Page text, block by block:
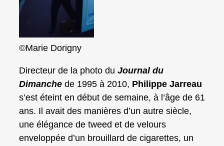
©Marie Dorigny
Directeur de la photo du Journal du
Dimanche de 1995 à 2010, Philippe Jarreau
s’est éteint en début de semaine, à l’âge de 61
ans. Il avait des manières d’un autre siècle,
une élégance de tweed et de velours
enveloppée d’un brouillard de cigarettes, un